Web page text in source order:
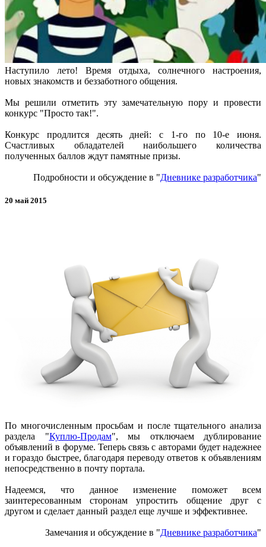
Наступило лето! Время отдыха, солнечного настроения,
новых знакомств и беззаботного общения.
Мы решили отметить эту замечательную пору и провести
конкурс "Просто так!".
Конкурс продлится десять дней: с 1-го по 10-е июня.
Счастливых обладателей наибольшего количества
полученных баллов ждут памятные призы.
Подробности и обсуждение в "Дневнике разработчика"
20 май 2015
По многочисленным просьбам и после тщательного анализа
раздела "Куплю-Продам", мы отключаем дублирование
объявлений в форуме. Теперь связь с авторами будет надежнее
и гораздо быстрее, благодаря переводу ответов к объявлениям
непосредственно в почту портала.
Надеемся, что данное изменение поможет всем
заинтересованным сторонам упростить общение друг с
другом и сделает данный раздел еще лучше и эффективнее.
Замечания и обсуждение в "Дневнике разработчика"